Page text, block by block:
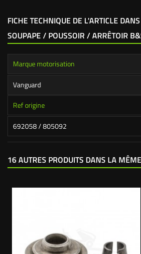
FICHE TECHNIQUE DE L'ARTICLE
SOUPAPE / POUSSOIR / ARRÊTOIR
Marque motorisation
Vanguard
Ref origine
692058 / 805092
16 AUTRES PRODUITS DANS LA